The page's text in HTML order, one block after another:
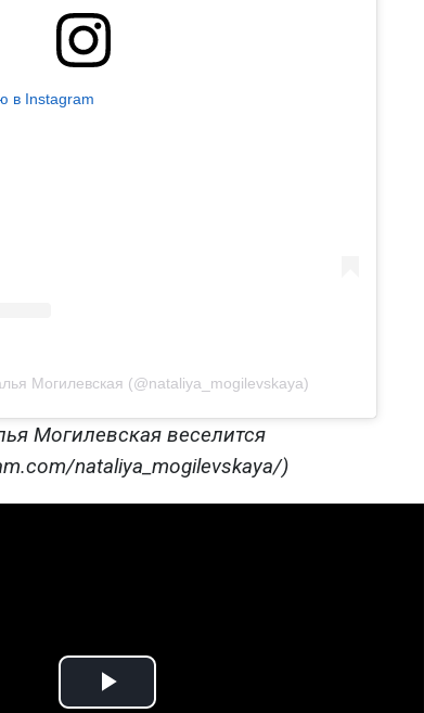
в Instagram
Могилевская (@nataliya_mogilevskaya)
Могилевская веселится
nataliya_mogilevskaya/)